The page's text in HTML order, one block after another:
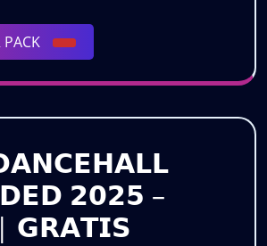
PACK
DESCARGAR
PACK
𝟮𝟬𝟮𝟱 –
𝗚𝗥𝗔𝗧𝗜𝗦